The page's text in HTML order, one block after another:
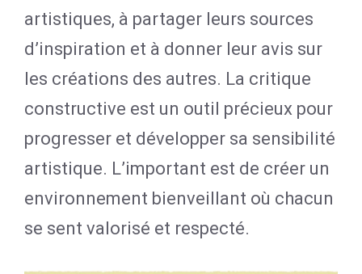
artistiques, à partager leurs sources
d’inspiration et à donner leur avis sur
les créations des autres. La critique
constructive est un outil précieux pour
progresser et développer sa sensibilité
artistique. L’important est de créer un
environnement bienveillant où chacun
se sent valorisé et respecté.